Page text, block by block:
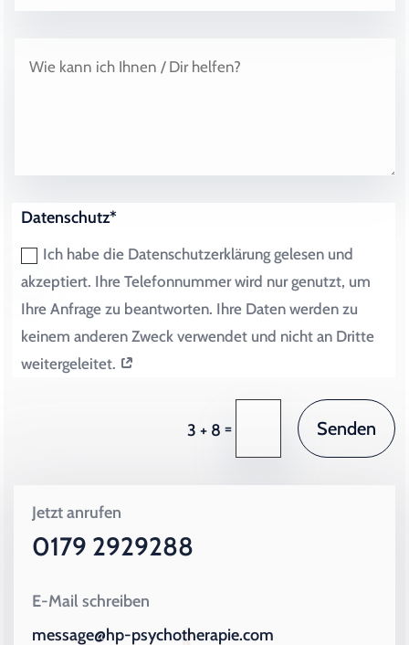
Datenschutz*
Ich habe die Datenschutzerklärung gelesen und
akzeptiert. Ihre Telefonnummer wird nur genutzt, um
Ihre Anfrage zu beantworten. Ihre Daten werden zu
keinem anderen Zweck verwendet und nicht an Dritte
weitergeleitet.
3 + 8 = Senden
Jetzt anrufen
0179 2929288
E-Mail schreiben
message@hp-psychotherapie.com